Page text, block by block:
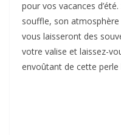
pour vos vacances
souffle, son
vous laisseront des
votre valise et laissez-
envoûtant de cette